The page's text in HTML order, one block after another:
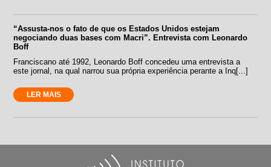
“Assusta-nos o fato de que os Estados Unidos estejam
negociando duas bases com Macri”. Entrevista com Leonardo
Boff
Franciscano até 1992, Leonardo Boff concedeu uma entrevista a
este jornal, na qual narrou sua própria experiência perante a Inq[...]
LER MAIS